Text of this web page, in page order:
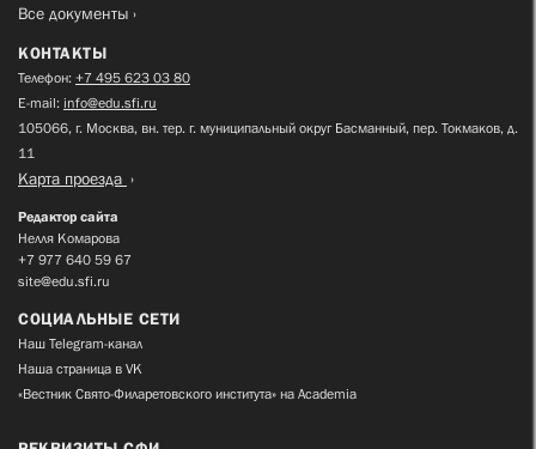
Все документы
КОНТАКТЫ
Телефон: +7 495 623 03 80
E-mail: info@edu.sfi.ru
105066, г. Москва, вн. тер. г. муниципальный округ Басманный, пер. Токмаков, д.
11
Карта проезда
Редактор сайта
Нелля Комарова
+7 977 640 59 67
site@edu.sfi.ru
СОЦИАЛЬНЫЕ СЕТИ
Наш Telegram-канал
Наша страница в VK
«Вестник Свято-Филаретовского института» на Academia